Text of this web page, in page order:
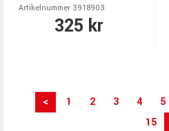
Artikelnummer 3918903
325 kr
< 1 2 3 4 5
15